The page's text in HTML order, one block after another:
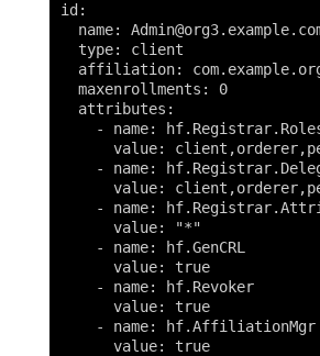
id:
  name:
  type: client
affiliation:
  maxenrollments: 0
  attributes:
- name:
value:
- name:
value:
- name:
      value: "*"
    - name: hf.GenCRL
      value: true
    - name: hf.Revoker
      value: true
    - name: hf.AffiliationMgr
      value: true